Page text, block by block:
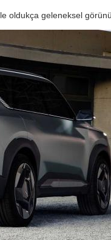
oldukça geleneksel